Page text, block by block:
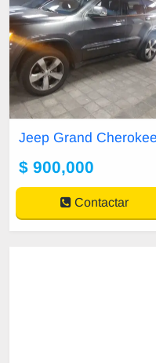
Jeep Grand
$ 900,000
Contactar